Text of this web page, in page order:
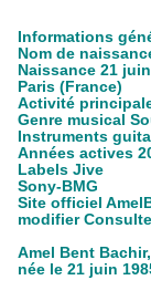
Informations
Nom de
Naissance 21
Paris (France)
Activité
Genre musical
Instruments
Années actives
Labels Jive
Sony-BMG
Site officiel
modifier
Amel Bent
née le 21 juin